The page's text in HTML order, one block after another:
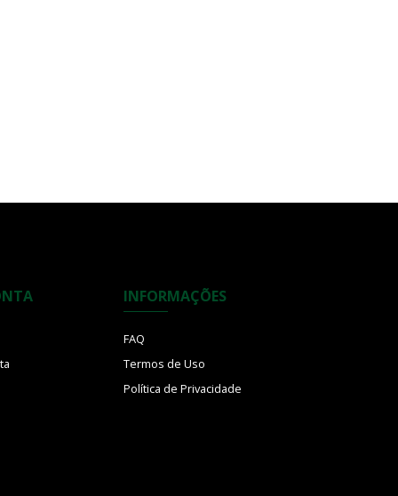
INFORMAÇÕES
FAQ
Termos de Uso
Política de Privacidade